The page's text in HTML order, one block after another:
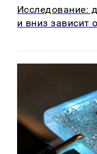
Исследование:
и вниз зависит